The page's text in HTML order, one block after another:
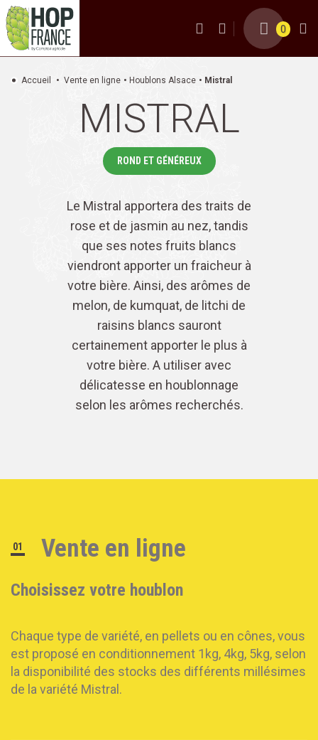
0
Accueil Vente en ligne Houblons Alsace Mistral
MISTRAL
ROND ET GÉNÉREUX
Le Mistral apportera des traits de
rose et de jasmin au nez, tandis
que ses notes fruits blancs
viendront apporter un fraicheur à
votre bière. Ainsi, des arômes de
melon, de kumquat, de litchi de
raisins blancs sauront
certainement apporter le plus à
votre bière. A utiliser avec
délicatesse en houblonnage
selon les arômes recherchés.
01 Vente en ligne
Choisissez votre houblon
Chaque type de variété, en pellets ou en cônes, vous
est proposé en conditionnement 1kg, 4kg, 5kg, selon
la disponibilité des stocks des différents millésimes
de la variété Mistral.